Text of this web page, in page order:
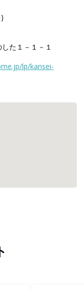
た１－１－１
lp/kansei-